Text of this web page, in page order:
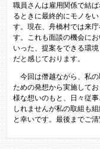
職員さんは雇用関係で結
るときに最終的にモノを
す。現在、舟橋村では来
す。これも面談の機会に
いった、提案をできる環
だと感じております。
今回は僭越ながら、私の
ための発想から実施して
様な想いのもと、日々従
しれませんが私の取組も
と幸いです。最後までご